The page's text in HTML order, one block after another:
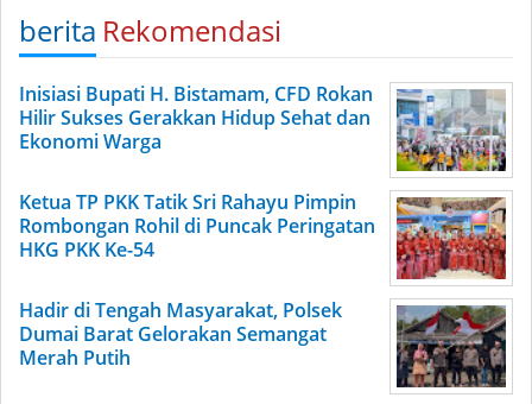
berita Rekomendasi
Inisiasi Bupati H. Bistamam, CFD Rokan
Hilir Sukses Gerakkan Hidup Sehat dan
Ekonomi Warga
Ketua TP PKK Tatik Sri Rahayu Pimpin
Rombongan Rohil di Puncak Peringatan
HKG PKK Ke-54
Hadir di Tengah Masyarakat, Polsek
Dumai Barat Gelorakan Semangat
Merah Putih